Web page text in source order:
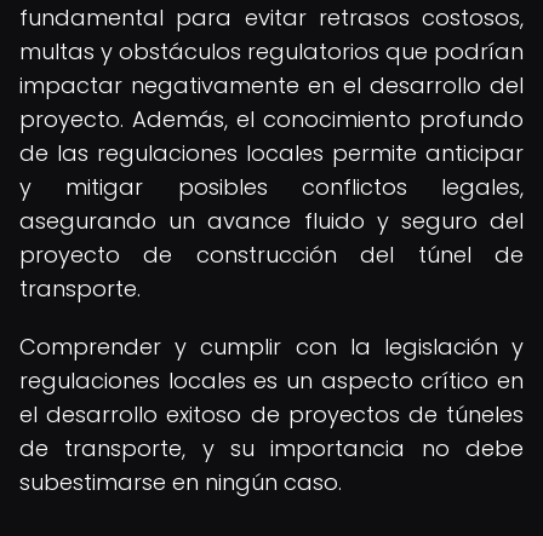
fundamental para evitar retrasos costosos,
multas y obstáculos regulatorios que podrían
impactar negativamente en el desarrollo del
proyecto. Además, el conocimiento profundo
de las regulaciones locales permite anticipar
y mitigar posibles conflictos legales,
asegurando un avance fluido y seguro del
proyecto de construcción del túnel de
transporte.
Comprender y cumplir con la legislación y
regulaciones locales es un aspecto crítico en
el desarrollo exitoso de proyectos de túneles
de transporte, y su importancia no debe
subestimarse en ningún caso.